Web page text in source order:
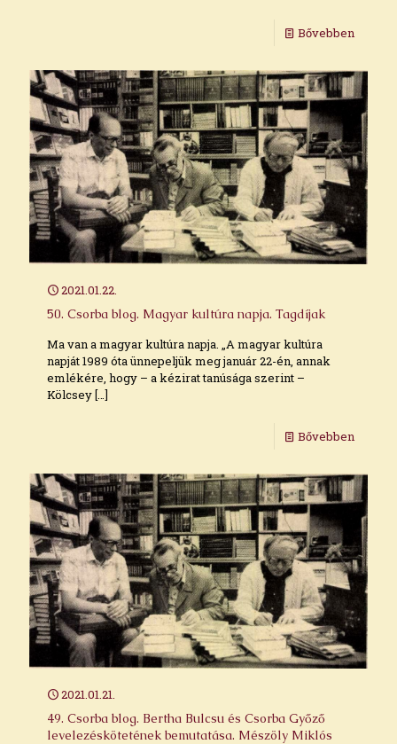
Bővebben
2021.01.22.
50. Csorba blog. Magyar kultúra napja. Tagdíjak
Ma van a magyar kultúra napja. „A magyar kultúra
napját 1989 óta ünnepeljük meg január 22-én, annak
emlékére, hogy – a kézirat tanúsága szerint –
Kölcsey[…]
Bővebben
2021.01.21.
49. Csorba blog. Bertha Bulcsu és Csorba Győző
levelezéskötetének bemutatása. Mészöly Miklós